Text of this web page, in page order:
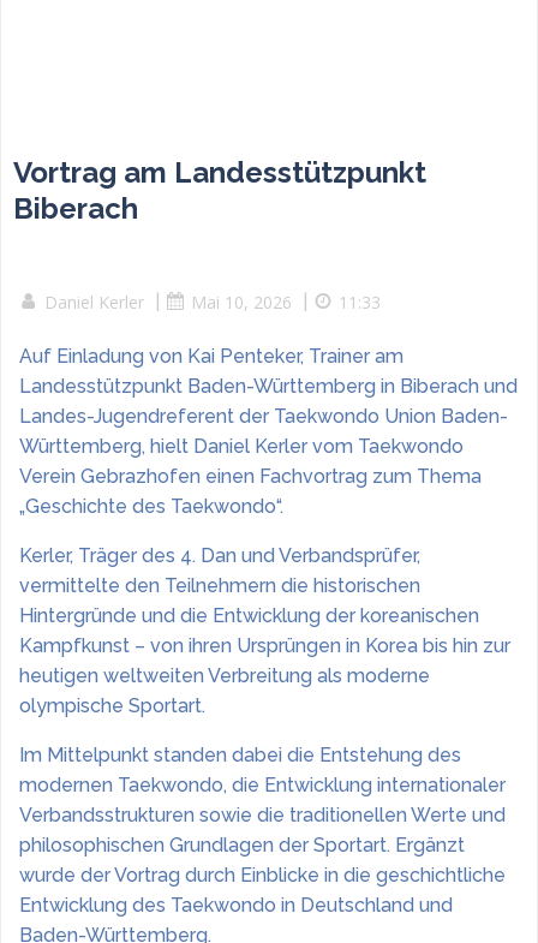
Vortrag am Landesstützpunkt
Biberach
Daniel Kerler Mai 10, 2026 11:33
Auf Einladung von Kai Penteker, Trainer am
Landesstützpunkt Baden-Württemberg in Biberach und
Landes-Jugendreferent der Taekwondo Union Baden-
Württemberg, hielt Daniel Kerler vom Taekwondo
Verein Gebrazhofen einen Fachvortrag zum Thema
„Geschichte des Taekwondo“.
Kerler, Träger des 4. Dan und Verbandsprüfer,
vermittelte den Teilnehmern die historischen
Hintergründe und die Entwicklung der koreanischen
Kampfkunst – von ihren Ursprüngen in Korea bis hin zur
heutigen weltweiten Verbreitung als moderne
olympische Sportart.
Im Mittelpunkt standen dabei die Entstehung des
modernen Taekwondo, die Entwicklung internationaler
Verbandsstrukturen sowie die traditionellen Werte und
philosophischen Grundlagen der Sportart. Ergänzt
wurde der Vortrag durch Einblicke in die geschichtliche
Entwicklung des Taekwondo in Deutschland und
Baden-Württemberg.